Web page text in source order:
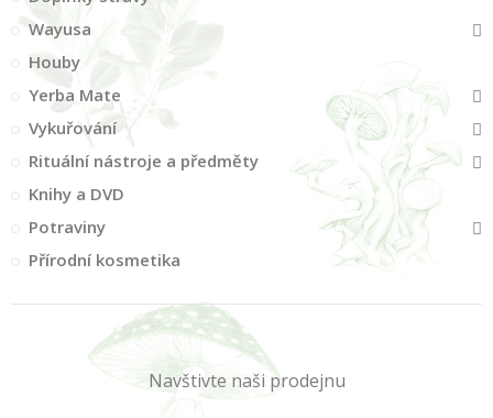
Wayusa
Houby
Yerba Mate
Vykuřování
Rituální nástroje a předměty
Knihy a DVD
Potraviny
Přírodní kosmetika
Navštivte naši prodejnu